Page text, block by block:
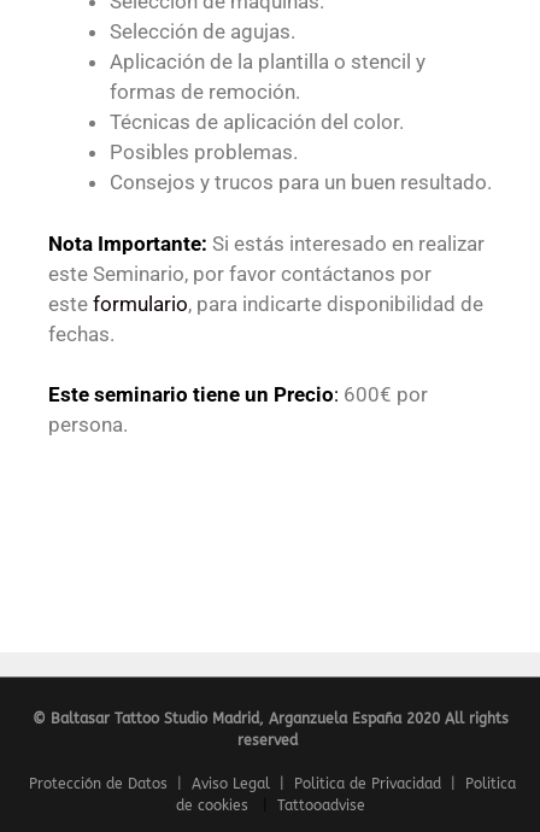
Selección de agujas.
Aplicación de la plantilla o stencil y
formas de remoción.
Técnicas de aplicación del color.
Posibles problemas.
Consejos y trucos para un buen resultado.
Nota Importante: Si estás interesado en realizar
este Seminario, por favor contáctanos por
este formulario, para indicarte disponibilidad de
fechas.
Este seminario tiene un Precio: 600€ por
persona.
© Baltasar Tattoo Studio Madrid, Arganzuela España 2020 All rights
reserved
Protección de Datos Aviso Legal Politica de Privacidad
Politica
de cookies
Tattooadvise